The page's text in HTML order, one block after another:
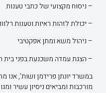
– ניסוח מקצועי של כתבי טענות
– יכולת לזהות ראיות וטענות
– ניהול משא ומתן אפקטיבי
– הצגת עמדה משכנעת בפני
במשרד יונתן פרידמן ושות', אנו
מורכבות ומביאים ניסיון עשיר